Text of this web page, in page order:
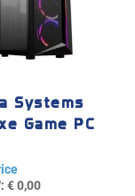
Systems
Game PC
€0,00